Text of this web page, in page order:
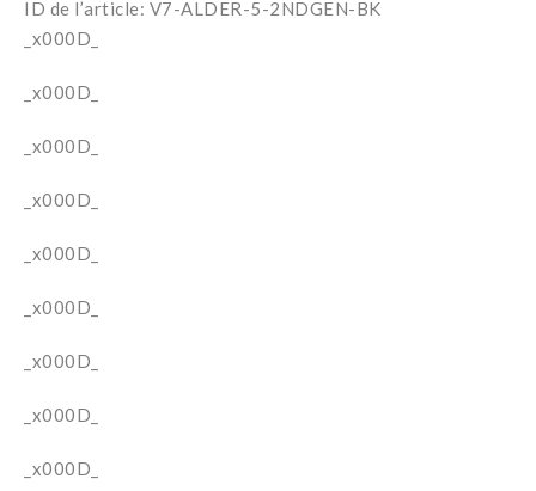
ID de l’article: V7-ALDER-5-2NDGEN-BK
_x000D_
_x000D_
_x000D_
_x000D_
_x000D_
_x000D_
_x000D_
_x000D_
_x000D_